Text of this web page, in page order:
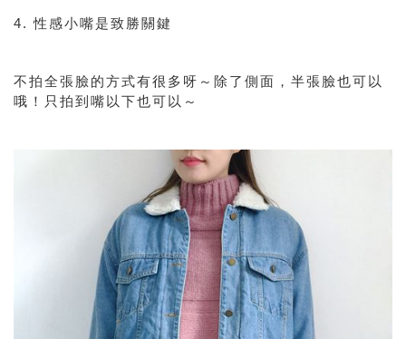
4. 性感小嘴是致勝關鍵
不拍全張臉的方式有很多呀～除了側面，半張臉也可以
哦！只拍到嘴以下也可以～